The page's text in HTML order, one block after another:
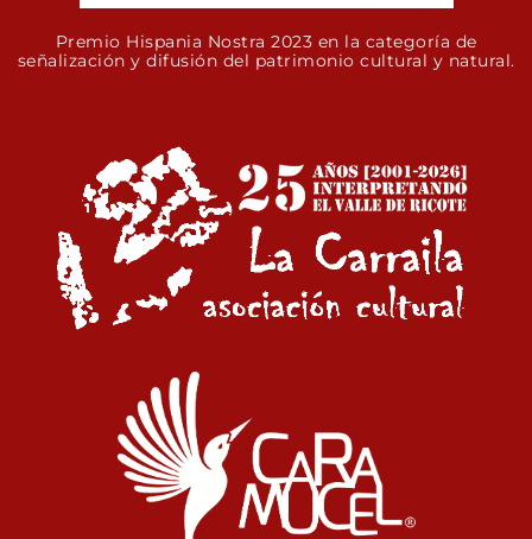
Premio Hispania Nostra 2023 en la categoría de
señalización y difusión del patrimonio cultural y natural.